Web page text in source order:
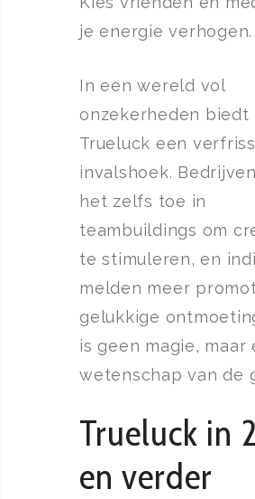
je energie verhogen.
In een wereld vol
onzekerheden biedt
Trueluck een
invalshoek.
het zelfs toe in
teambuildings om
te stimuleren, en
melden meer
gelukkige
is geen magie, maar
wetenschap van de
Trueluck in
en verder